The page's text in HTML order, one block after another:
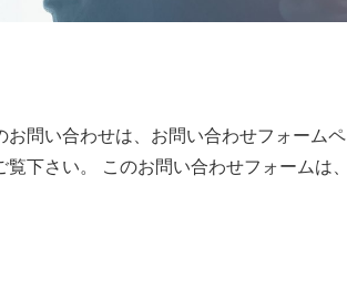
問い合わせは、お問い合わせフォームペ
下さい。 このお問い合わせフォームは、